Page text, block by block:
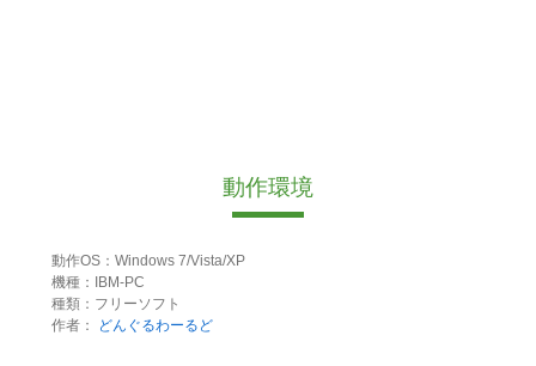
動作環境
動作OS：Windows 7/Vista/XP
機種：IBM-PC
種類：フリーソフト
作者：
どんぐるわーるど